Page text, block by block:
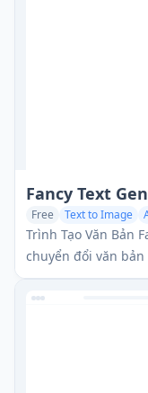
Fancy Text
Free Text to Image
Trình Tạo Văn Bản
chuyển đổi văn
cách, trang trí sử
dụng trên mạng xã